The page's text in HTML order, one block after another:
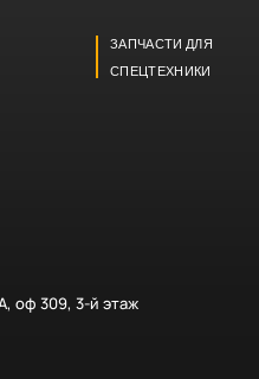
ЗАПЧАСТИ ДЛЯ
СПЕЦТЕХНИКИ
оф 309, 3-й этаж